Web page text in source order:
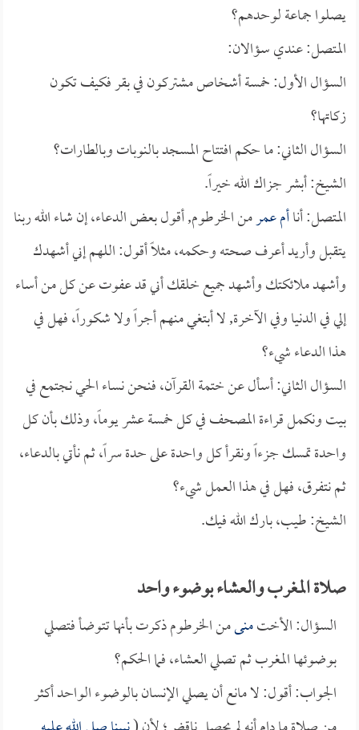
يصلوا جماعة لوحدهم؟
المتصل: عندي سؤالان:
السؤال الأول: خمسة أشخاص مشتركون في بقر فكيف تكون
زكاتها؟
السؤال الثاني: ما حكم افتتاح المسجد بالنوبات وبالطارات؟
الشيخ: أبشر جزاك الله خيراً.
المتصل: أناأم عمرمن الخرطوم, أقول بعض الدعاء، إن شاء الله ربنا
يتقبل وأريد أعرف صحته وحكمه، مثلاً أقول: اللهم إني أشهدك
وأشهد ملائكتك وأشهد جميع خلقك أني قد عفوت عن كل من أساء
إلي في الدنيا وفي الآخرة, لا أبتغي منهم أجراً ولا شكوراً، فهل في
هذا الدعاء شيء؟
السؤال الثاني: أسأل عن ختمة القرآن، فنحن نساء الحي نجتمع في
بيت ونكمل قراءة المصحف في كل خمسة عشر يوماً، وذلك بأن كل
واحدة تمسك جزءاً ونقرأ كل واحدة على حدة سراً، ثم نأتي بالدعاء،
ثم نتفرق، فهل في هذا العمل شيء؟
الشيخ: طيب، بارك الله فيك.
صلاة المغرب والعشاء بوضوء واحد
السؤال: الأختمنىمن الخرطوم ذكرت بأنها تتوضأ فتصلي
بوضوئها المغرب ثم تصلي العشاء، فما الحكم؟
الجواب: أقول: لا مانع أن يصلي الإنسان بالوضوء الواحد أكثر